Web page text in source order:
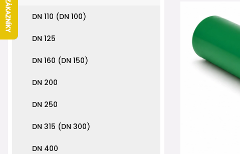
DN 110 (DN 100)
DN 125
DN 160 (DN 150)
DN 200
DN 250
DN 315 (DN 300)
DN 400